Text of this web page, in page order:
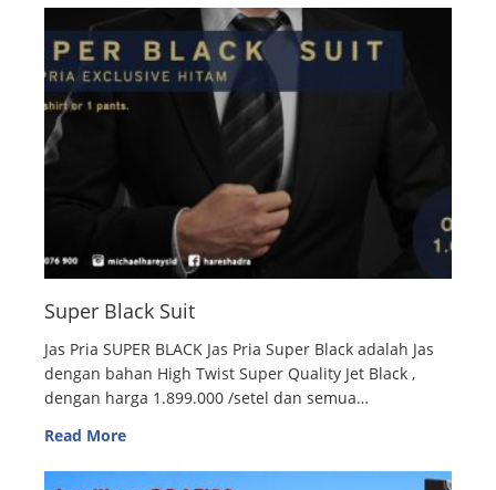
Super Black Suit
Jas Pria SUPER BLACK Jas Pria Super Black adalah Jas
dengan bahan High Twist Super Quality Jet Black ,
dengan harga 1.899.000 /setel dan semua…
Read More